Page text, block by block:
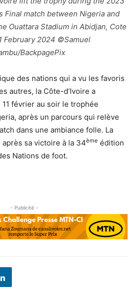
Final match between Nigeria and
Ouattara Stadium in Abidjan, Cote
February 2024 ©Samuel
BackpagePix
des nations qui a vu les favoris
autres, la Côte-d’Ivoire a
février au soir le trophée
après un parcours qui relève
dans une ambiance folle. La
sa victoire à la 34ème édition
Nations de foot.
- Publicité -